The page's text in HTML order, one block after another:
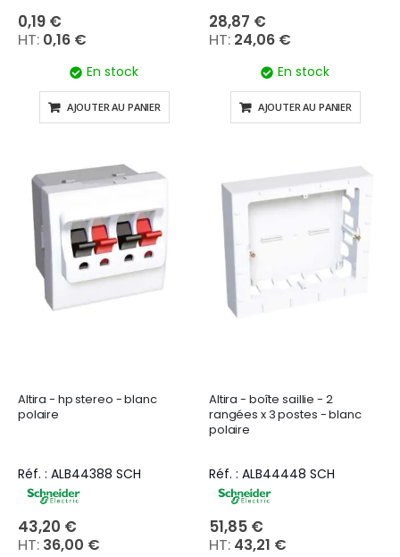
0,19 €
0,16 €
En stock
AJOUTER AU PANIER
28,87 €
24,06 €
En stock
AJOUTER AU PANIER
Altira - hp stereo - blanc
polaire
Réf. : ALB44388 SCH
43,20 €
36,00 €
Altira - boîte saillie - 2
rangées x 3 postes - blanc
polaire
Réf. : ALB44448 SCH
51,85 €
43,21 €